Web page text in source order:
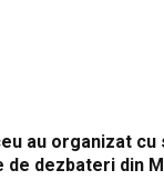
au organizat cu
de dezbateri din